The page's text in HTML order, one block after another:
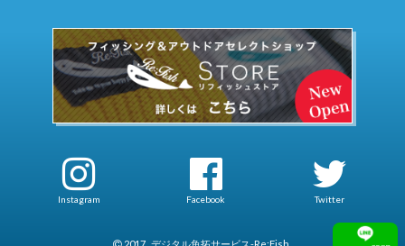
Instagram Facebook Twitter